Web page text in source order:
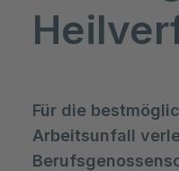
Für die
Arbeitsunfall